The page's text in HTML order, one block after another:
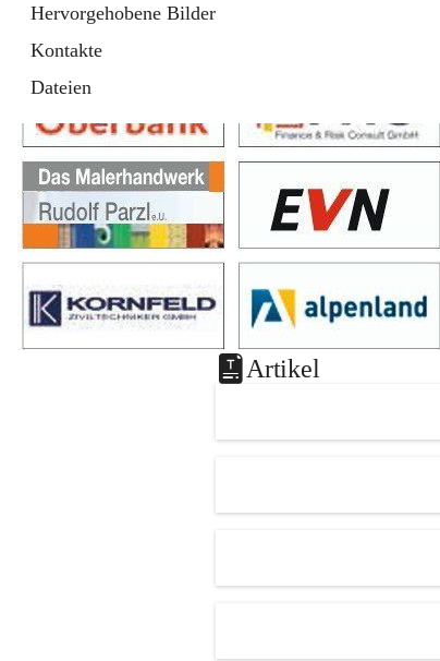
Hervorgehobene Bilder
Kontakte
Dateien
Artikel